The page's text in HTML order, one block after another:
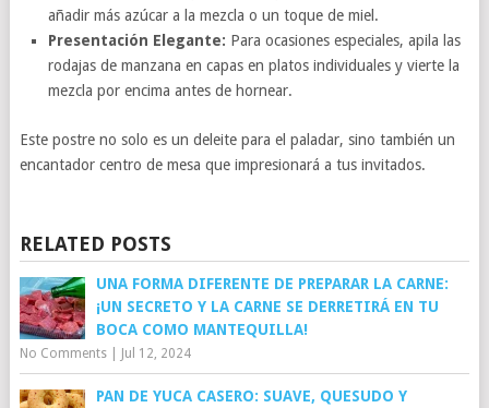
añadir más azúcar a la mezcla o un toque de miel.
Presentación Elegante: Para ocasiones especiales, apila las
rodajas de manzana en capas en platos individuales y vierte la
mezcla por encima antes de hornear.
Este postre no solo es un deleite para el paladar, sino también un
encantador centro de mesa que impresionará a tus invitados.
RELATED POSTS
UNA FORMA DIFERENTE DE PREPARAR LA CARNE:
¡UN SECRETO Y LA CARNE SE DERRETIRÁ EN TU
BOCA COMO MANTEQUILLA!
No Comments| Jul 12, 2024
PAN DE YUCA CASERO: SUAVE, QUESUDO Y